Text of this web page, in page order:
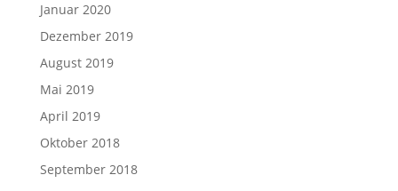
Januar 2020
Dezember 2019
August 2019
Mai 2019
April 2019
Oktober 2018
September 2018